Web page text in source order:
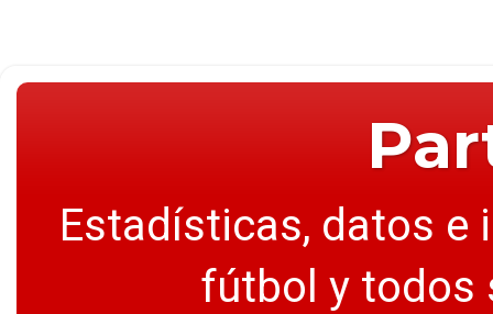
Estadísticas, datos e
fútbol y todos